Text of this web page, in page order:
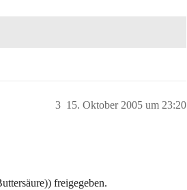
15. Oktober 2005 um 23:20
3
freigegeben.